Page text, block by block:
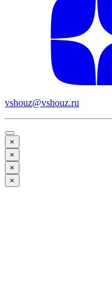
vshouz@vshouz.ru
×
×
×
×